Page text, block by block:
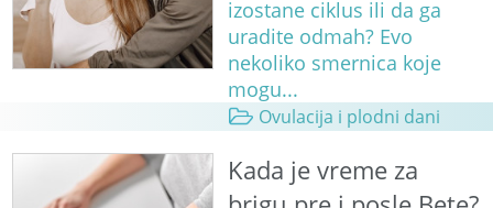
izostane ciklus ili da ga
uradite odmah? Evo
nekoliko smernica koje
mogu...
Ovulacija i plodni dani
Kada je vreme za